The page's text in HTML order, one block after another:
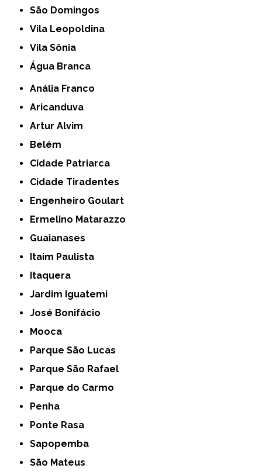
São Domingos
Vila Leopoldina
Vila Sônia
Água Branca
Anália Franco
Aricanduva
Artur Alvim
Belém
Cidade Patriarca
Cidade Tiradentes
Engenheiro Goulart
Ermelino Matarazzo
Guaianases
Itaim Paulista
Itaquera
Jardim Iguatemi
José Bonifácio
Mooca
Parque São Lucas
Parque São Rafael
Parque do Carmo
Penha
Ponte Rasa
Sapopemba
São Mateus